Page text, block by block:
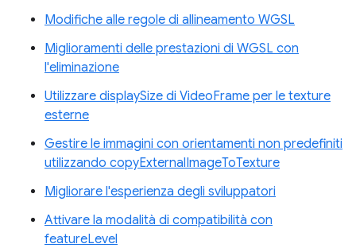
Modifiche alle regole di allineamento WGSL
Miglioramenti delle prestazioni di WGSL con
l'eliminazione
Utilizzare displaySize di VideoFrame per le texture
esterne
Gestire le immagini con orientamenti non predefiniti
utilizzando copyExternalImageToTexture
Migliorare l'esperienza degli sviluppatori
Attivare la modalità di compatibilità con
featureLevel